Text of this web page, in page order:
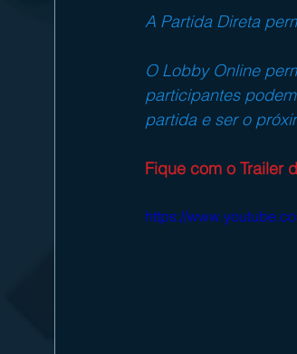
A Partida Direta
O Lobby Online
participantes
partida e ser o
Fique com o Trailer
https://